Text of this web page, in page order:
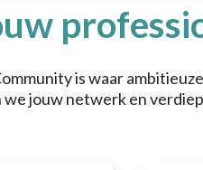
is waar
jouw netwerk en